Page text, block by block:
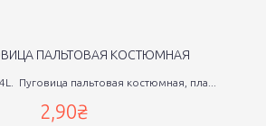
ПАЛЬТОВАЯ КОСТЮМНАЯ
Пуговица пальтовая костюмная, пла...
2,90₴